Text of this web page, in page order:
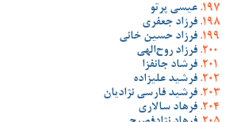
عیسی پرتو
فرزاد جعفری
فرزاد حسین خانی
فرزاد روح‌الهی
فرشاد جانفزا
فرشید علیزاده
فرشید فارسی نژادیان
فرهاد سالاری